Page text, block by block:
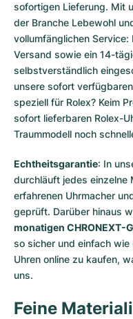
sofortigen Lieferung. Mit
der Branche Lebewohl
vollumfänglichen
Versand sowie ein 14-
selbstverständlich
unsere sofort
speziell für Rolex? Keim
sofort lieferbaren Rolex-
Traummodell noch
Echtheitsgarantie: In
durchläuft jedes einzelne
erfahrenen Uhrmacher
geprüft. Darüber hinaus
monatigen CHRONEXT-
so sicher und einfach
Uhren online zu kaufen,
uns.
Feine